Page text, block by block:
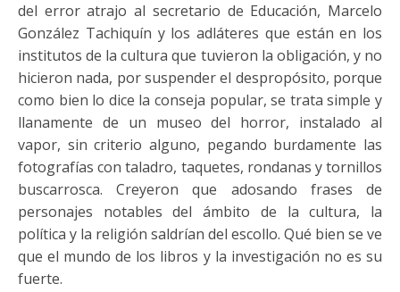
del error atrajo al secretario de Educación, Marcelo
González Tachiquín y los adláteres que están en los
institutos de la cultura que tuvieron la obligación, y no
hicieron nada, por suspender el despropósito, porque
como bien lo dice la conseja popular, se trata simple y
llanamente de un museo del horror, instalado al
vapor, sin criterio alguno, pegando burdamente las
fotografías con taladro, taquetes, rondanas y tornillos
buscarrosca. Creyeron que adosando frases de
personajes notables del ámbito de la cultura, la
política y la religión saldrían del escollo. Qué bien se ve
que el mundo de los libros y la investigación no es su
fuerte.